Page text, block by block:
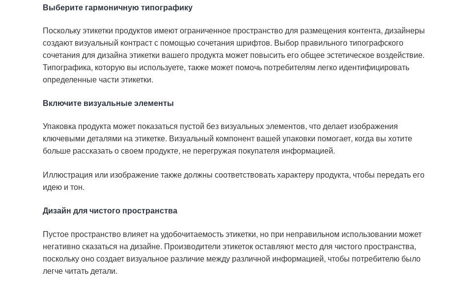
Выберите гармоничную типографику
Поскольку этикетки продуктов имеют ограниченное пространство для размещения контента, дизайнеры
создают визуальный контраст с помощью сочетания шрифтов. Выбор правильного типографского
сочетания для дизайна этикетки вашего продукта может повысить его общее эстетическое воздействие.
Типографика, которую вы используете, также может помочь потребителям легко идентифицировать
определенные части этикетки.
Включите визуальные элементы
Упаковка продукта может показаться пустой без визуальных элементов, что делает изображения
ключевыми деталями на этикетке. Визуальный компонент вашей упаковки помогает, когда вы хотите
больше рассказать о своем продукте, не перегружая покупателя информацией.
Иллюстрация или изображение также должны соответствовать характеру продукта, чтобы передать его
идею и тон.
Дизайн для чистого пространства
Пустое пространство влияет на удобочитаемость этикетки, но при неправильном использовании может
негативно сказаться на дизайне. Производители этикеток оставляют место для чистого пространства,
поскольку оно создает визуальное различие между различной информацией, чтобы потребителю было
легче читать детали.